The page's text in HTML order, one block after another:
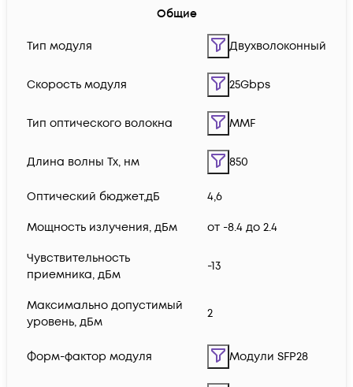
Общие
Тип модуля Двухволоконный
Скорость модуля 25Gbps
Тип оптического волокна MMF
Длина волны Tx, нм 850
Оптический бюджет,дБ 4,6
Мощность излучения, дБм от -8.4 до 2.4
Чувствительность
приемника, дБм
-13
Максимально допустимый
уровень, дБм
2
Форм-фактор модуля Модули SFP28